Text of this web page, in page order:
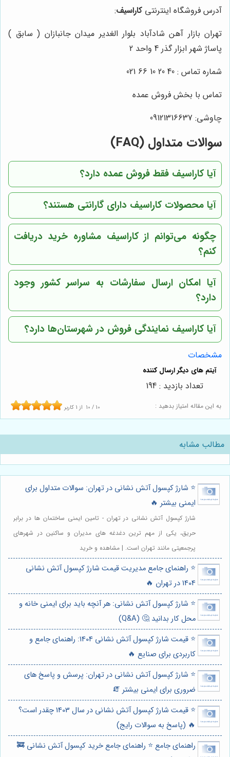
آدرس فروشگاه اینترنتی کاراسیف:
تهران بازار آهن شادآباد بلوار الغدیر میدان جانبازان ( سابق )
پاساژ شهر ابزار گذر 4 واحد 2
شماره تماس : 40 20 10 66 021
تماس با بخش فروش عمده
چاوشی: 09121316637
سوالات متداول (FAQ)
آیا کاراسیف فقط فروش عمده دارد؟
آیا محصولات کاراسیف دارای گارانتی هستند؟
چگونه می‌توانم از کاراسیف مشاوره خرید دریافت
کنم؟
آیا امکان ارسال سفارشات به سراسر کشور وجود
دارد؟
آیا کاراسیف نمایندگی فروش در شهرستان‌ها دارد؟
مشخصات
به این مقاله امتیاز بدهید : 10 / 10 از 1 کاربر
تعداد بازدید : 194
مطالب مشابه
⭐️ شارژ کپسول آتش نشانی در تهران: سوالات متداول برای
ایمنی بیشتر 🔥
شارژ کپسول آتش نشانی در تهران - تامین ایمنی ساختمان ها در برابر
حریق، یکی از مهم ترین دغدغه های مدیران و ساکنین در شهرهای
پرجمعیتی مانند تهران است. | مشاهده و خرید
⭐️ راهنمای جامع مدیریت قیمت شارژ کپسول آتش نشانی
1404 در تهران 🔥
⭐️ شارژ کپسول آتش نشانی: هر آنچه باید برای ایمنی خانه و
محل کار بدانید 🤔 (Q&A)
⭐️ قیمت شارژ کپسول آتش نشانی 1404: راهنمای جامع و
کاربردی برای صنایع 🔥
⭐️ شارژ کپسول آتش نشانی در تهران: پرسش و پاسخ های
ضروری برای ایمنی بیشتر 🧯
⭐️ قیمت شارژ کپسول آتش نشانی در سال 1403 چقدر است؟
🔥 (پاسخ به سوالات رایج)
راهنمای جامع ⭐️ راهنمای جامع خرید کپسول آتش نشانی 🚒